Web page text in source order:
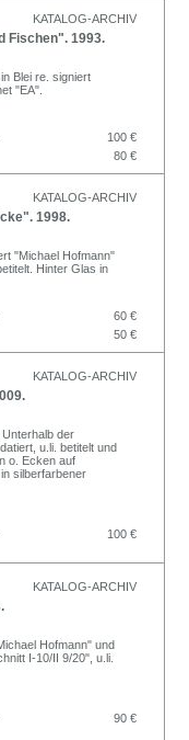
KATALOG-ARCHIV
Fischen". 1993.
Blei re. signiert
"EA".
100 €
80 €
KATALOG-ARCHIV
1998.
"Michael Hofmann"
Hinter Glas in
60 €
50 €
KATALOG-ARCHIV
der
u.li. betitelt und
o. Ecken auf
silberfarbener
100 €
KATALOG-ARCHIV
Hofmann" und
I-10/II 9/20", u.li.
90 €